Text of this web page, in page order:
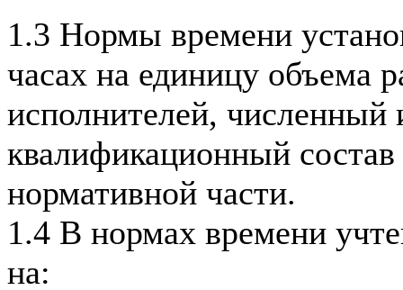
1.3 Нормы времени
часах на единицу объема
исполнителей, численный
квалификационный
нормативной части.
1.4 В нормах времени
на: